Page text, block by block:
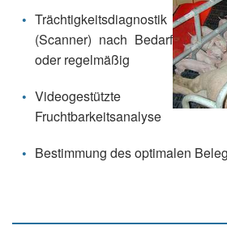
Trächtigkeitsdiagnostik
(Scanner) nach Bedarf
oder regelmäßig
Videogestützte
Fruchtbarkeitsanalyse
Bestimmung des optimalen